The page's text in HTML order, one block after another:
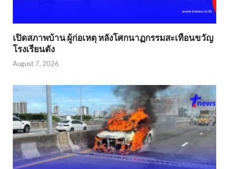
เปิดสภาพบ้าน ผู้ก่อเหตุ หลังโศกนาฏกรรมสะเทือนขวัญ
โรงเรียนดัง
August 7, 2026